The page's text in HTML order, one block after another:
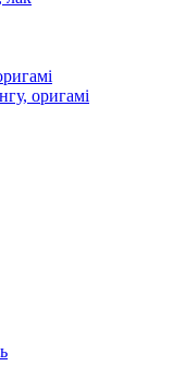
оригамі